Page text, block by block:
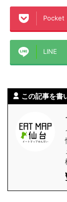
Pocket
LINE
この記事を書